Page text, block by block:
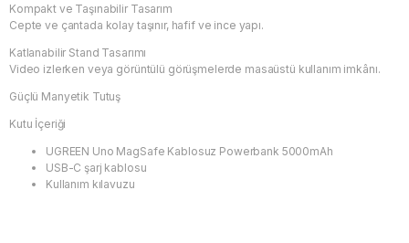
Kompakt ve Taşınabilir Tasarım
Cepte ve çantada kolay taşınır, hafif ve ince yapı.
Katlanabilir Stand Tasarımı
Video izlerken veya görüntülü görüşmelerde masaüstü kullanım imkânı.
Güçlü Manyetik Tutuş
Kutu İçeriği
UGREEN Uno MagSafe Kablosuz Powerbank 5000mAh
USB-C şarj kablosu
Kullanım kılavuzu